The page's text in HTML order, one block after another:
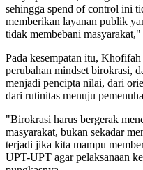
sehingga spend of control ini
memberikan layanan publik
tidak membebani masyarakat,"
Pada kesempatan itu,
perubahan mindset birokrasi,
menjadi pencipta nilai, dari
dari rutinitas menuju
"Birokrasi harus bergerak
masyarakat, bukan sekadar
terjadi jika kita mampu
UPT-UPT agar pelaksanaan